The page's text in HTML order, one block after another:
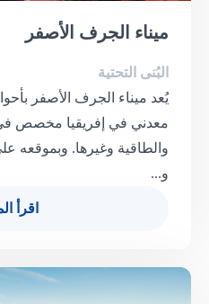
ميناء الجرف الأصفر
البُنى التحتية
يُعد ميناء الجرف الأصفر
معدني في إفريقيا مخصص في
و...
اقرأ